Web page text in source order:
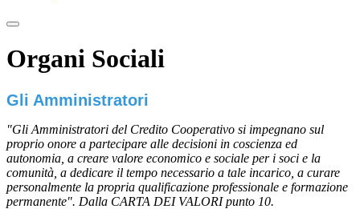
Organi Sociali
Gli Amministratori
"Gli Amministratori del Credito Cooperativo si impegnano sul
proprio onore a partecipare alle decisioni in coscienza ed
autonomia, a creare valore economico e sociale per i soci e la
comunità, a dedicare il tempo necessario a tale incarico, a curare
personalmente la propria qualificazione professionale e formazione
permanente". Dalla CARTA DEI VALORI punto 10.